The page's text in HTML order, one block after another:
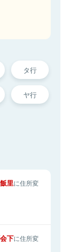
タ行
ヤ行
里に住所変
下に住所変